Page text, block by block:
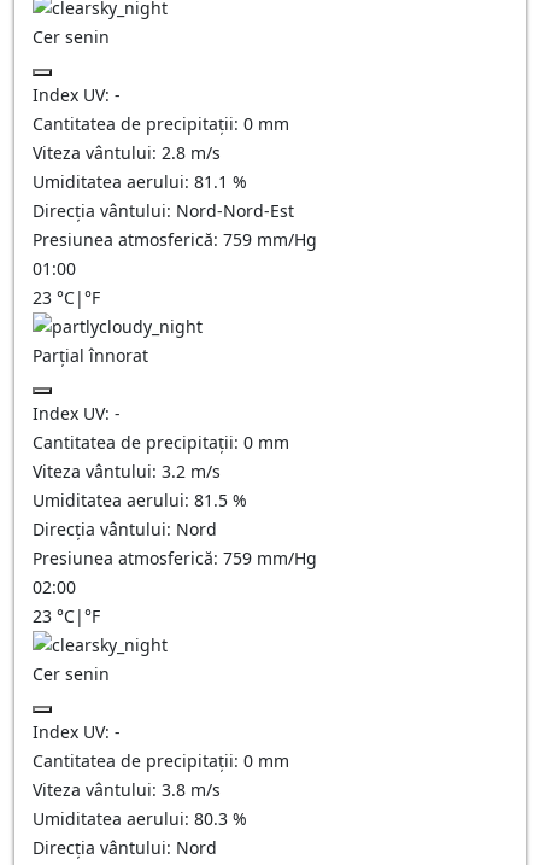
Cer senin
Index UV: -
Cantitatea de precipitații: 0 mm
Viteza vântului: 2.8 m/s
Umiditatea aerului: 81.1 %
Direcția vântului: Nord-Nord-Est
Presiunea atmosferică: 759 mm/Hg
01:00
23 °C|°F
Parțial înnorat
Index UV: -
Cantitatea de precipitații: 0 mm
Viteza vântului: 3.2 m/s
Umiditatea aerului: 81.5 %
Direcția vântului: Nord
Presiunea atmosferică: 759 mm/Hg
02:00
23 °C|°F
Cer senin
Index UV: -
Cantitatea de precipitații: 0 mm
Viteza vântului: 3.8 m/s
Umiditatea aerului: 80.3 %
Direcția vântului: Nord